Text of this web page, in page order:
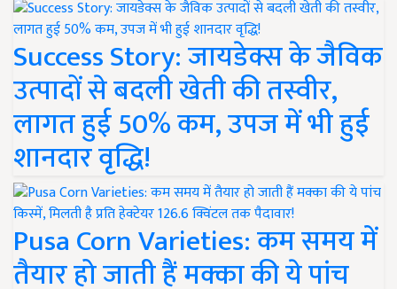
Success Story: जायडेक्स के जैविक
उत्पादों से बदली खेती की तस्वीर,
लागत हुई 50% कम, उपज में भी हुई
शानदार वृद्धि!
Pusa Corn Varieties: कम समय में
तैयार हो जाती हैं मक्का की ये पांच